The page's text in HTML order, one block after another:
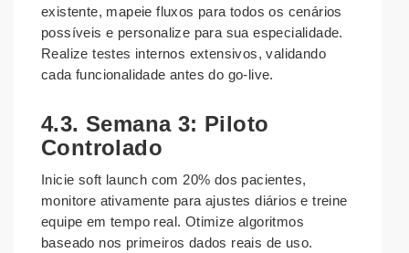
existente, mapeie fluxos para todos os cenários
possíveis e personalize para sua especialidade.
Realize testes internos extensivos, validando
cada funcionalidade antes do go-live.
4.3. Semana 3: Piloto
Controlado
Inicie soft launch com 20% dos pacientes,
monitore ativamente para ajustes diários e treine
equipe em tempo real. Otimize algoritmos
baseado nos primeiros dados reais de uso.